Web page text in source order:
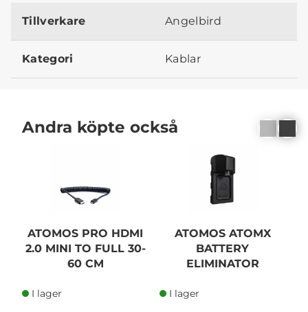
Tillverkare Angelbird
Kategori Kablar
Andra köpte också
ATOMOS PRO HDMI
2.0 MINI TO FULL 30-
60 CM
I lager
ATOMOS ATOMX
BATTERY
ELIMINATOR
I lager